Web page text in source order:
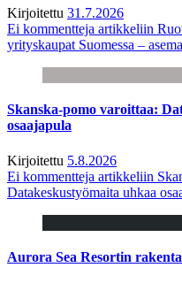
Kirjoitettu 31.7.2026
Ei kommentteja artikkeliin
yrityskaupat Suomessa –
Skanska-pomo varoittaa:
osaajapula
Kirjoitettu 5.8.2026
Ei kommentteja artikkeliin
Datakeskustyömaita uhkaa
Aurora Sea Resortin